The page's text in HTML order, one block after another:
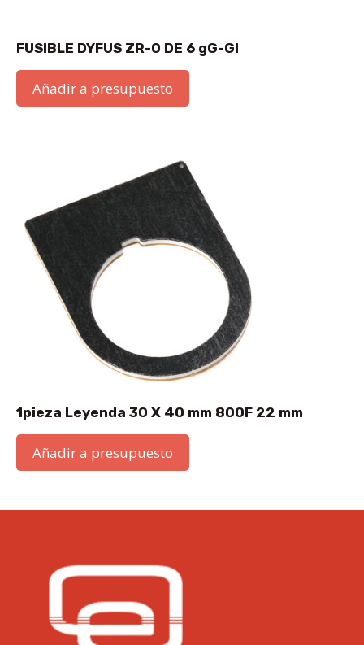
FUSIBLE DYFUS ZR-0 DE 6 gG-GI
Añadir a presupuesto
1pieza Leyenda 30 X 40 mm 800F 22 mm
Añadir a presupuesto